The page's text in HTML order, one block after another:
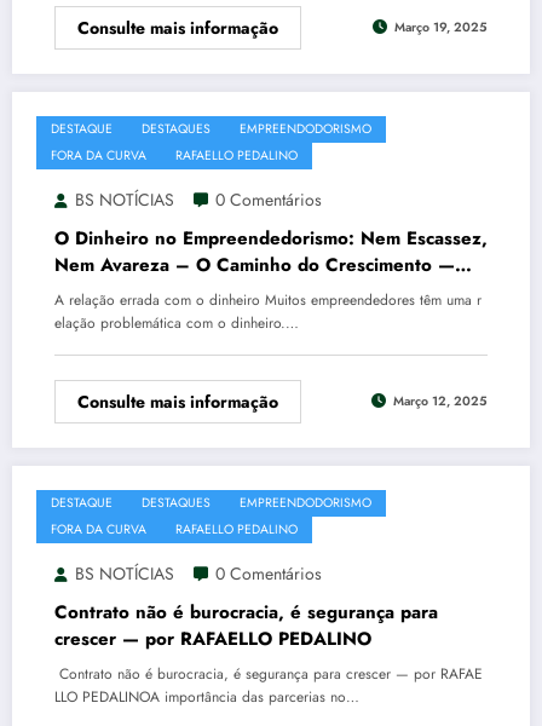
Consulte mais informação Março 19, 2025
DESTAQUE DESTAQUES
EMPREENDODORISMO
FORA DA CURVA
RAFAELLO PEDALINO
BS NOTÍCIAS 0 Comentários
O Dinheiro no Empreendedorismo: Nem Escassez,
Nem Avareza – O Caminho do Crescimento —
por RAFAELLO PEDALINO
A relação errada com o dinheiro Muitos empreendedores têm uma r
elação problemática com o dinheiro.…
Consulte mais informação Março 12, 2025
DESTAQUE DESTAQUES
EMPREENDODORISMO
FORA DA CURVA
RAFAELLO PEDALINO
BS NOTÍCIAS 0 Comentários
Contrato não é burocracia, é segurança para
crescer — por RAFAELLO PEDALINO
Contrato não é burocracia, é segurança para crescer — por RAFAE
LLO PEDALINOA importância das parcerias no…